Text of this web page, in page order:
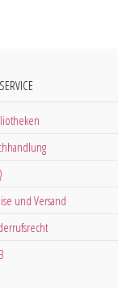
SERVICE
und Versand